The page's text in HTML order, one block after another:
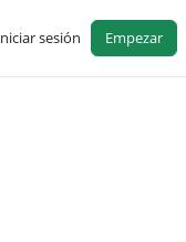
sesión Empezar